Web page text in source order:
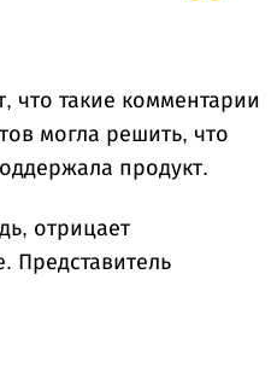
что такие комментарии
могла решить, что
продукт.
отрицает